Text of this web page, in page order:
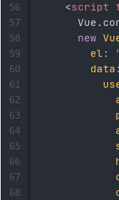
<script
      Vue
.
new
el :
data :
56
57
58
59
60
61
62
63
64
65
66
67
68